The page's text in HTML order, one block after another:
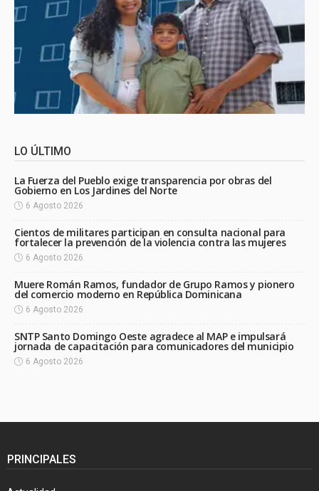
LO ÚLTIMO
La Fuerza del Pueblo exige transparencia por obras del
Gobierno en Los Jardines del Norte
6 Agosto 2026
Cientos de militares participan en consulta nacional para
fortalecer la prevención de la violencia contra las mujeres
6 Agosto 2026
Muere Román Ramos, fundador de Grupo Ramos y pionero
del comercio moderno en República Dominicana
6 Agosto 2026
SNTP Santo Domingo Oeste agradece al MAP e impulsará
jornada de capacitación para comunicadores del municipio
6 Agosto 2026
PRINCIPALES